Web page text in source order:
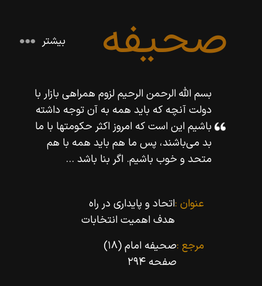
صحیفه بیشتر
بسم اللّه‌ الرحمن الرحيم لزوم همراهى بازار با
دولت آنچه كه بايد همه به آن توجه داشته
باشيم اين است كه امروز اكثر حكومتها با ما
بد مى‌باشند، پس ما هم بايد همه با هم
متحد و خوب باشيم. اگر بنا باشد ...
عنوان :اتحاد و پایدارى در راه
هدف اهمیت انتخابات
مرجع :صحیفه امام (۱۸)
صفحه ۲۹۴